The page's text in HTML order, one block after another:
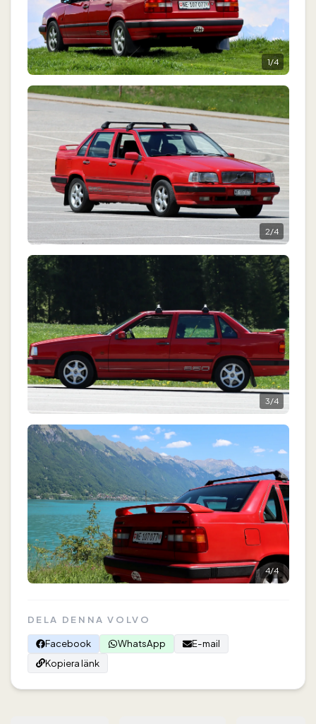
1/4
2/4
3/4
4/4
DELA DENNA VOLVO
Facebook
WhatsApp
E-mail
Kopiera länk